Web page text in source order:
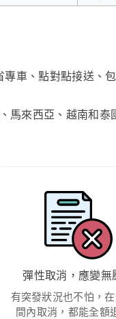
車、點對點接送、
馬來西亞、越南和
彈性取消，應變無
有突發狀況也不怕，
間內取消，都能全額